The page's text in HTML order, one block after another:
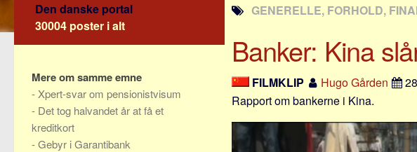
GENERELLE, FORHOLD,
Banker: Kina
FILMKLIP Hugo Gården
Rapport om bankerne i Kina.
Den danske portal
30004 poster i alt
Mere om samme emne
- Xpert-svar om pensionistvisum
- Det tog halvandet år at få et
kreditkort
-Gebyr i Garantibank